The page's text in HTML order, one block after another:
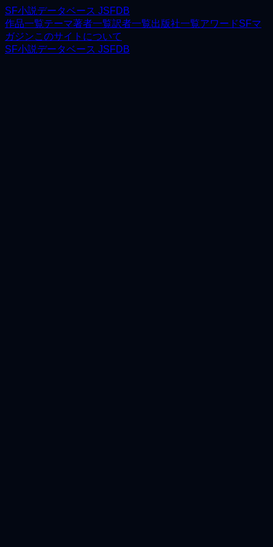
SF小説データベース JSFDB
作品一覧テーマ著者一覧訳者一覧出版社一覧アワードSFマ
ガジンこのサイトについて
SF小説データベース JSFDB